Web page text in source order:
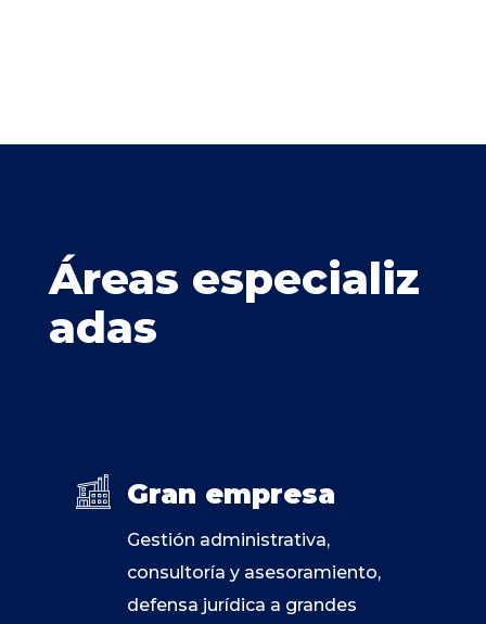
Áreas especializ
adas
Gran empresa
Gestión administrativa,
consultoría y asesoramiento,
defensa jurídica a grandes